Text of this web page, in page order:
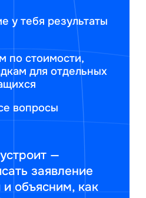
у тебя результаты
по стоимости,
для отдельных
вопросы
—
заявление
и объясним, как